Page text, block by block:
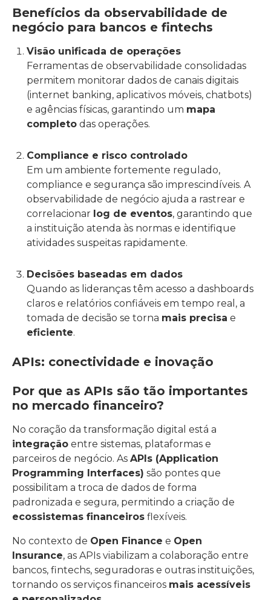
Benefícios da observabilidade de
negócio para bancos e fintechs
Visão unificada de operações
Ferramentas de observabilidade consolidadas
permitem monitorar dados de canais digitais
(internet banking, aplicativos móveis, chatbots)
e agências físicas, garantindo um mapa
completo das operações.
Compliance e risco controlado
Em um ambiente fortemente regulado,
compliance e segurança são imprescindíveis. A
observabilidade de negócio ajuda a rastrear e
correlacionar log de eventos, garantindo que
a instituição atenda às normas e identifique
atividades suspeitas rapidamente.
Decisões baseadas em dados
Quando as lideranças têm acesso a dashboards
claros e relatórios confiáveis em tempo real, a
tomada de decisão se torna mais precisa e
eficiente.
APIs: conectividade e inovação
Por que as APIs são tão importantes
no mercado financeiro?
No coração da transformação digital está a
integração entre sistemas, plataformas e
parceiros de negócio. As APIs (Application
Programming Interfaces) são pontes que
possibilitam a troca de dados de forma
padronizada e segura, permitindo a criação de
ecossistemas financeiros flexíveis.
No contexto de Open Finance e Open
Insurance, as APIs viabilizam a colaboração entre
bancos, fintechs, seguradoras e outras instituições,
tornando os serviços financeiros mais acessíveis